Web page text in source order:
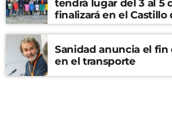
tendrá lugar del 3 al 5
finalizará en el Castillo
Sanidad anuncia el fin
en el transporte